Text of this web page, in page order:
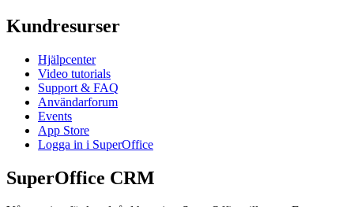
Kundresurser
Hjälpcenter
Video tutorials
Support & FAQ
Användarforum
Events
App Store
Logga in i SuperOffice
SuperOffice CRM